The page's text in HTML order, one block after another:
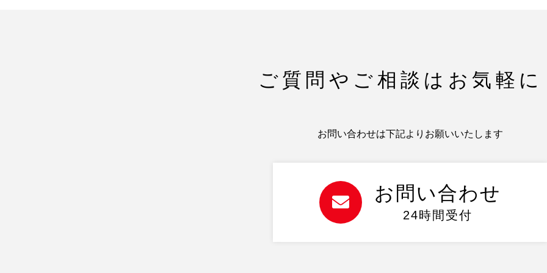
ご質問やご相談は お気軽
お問い合わせは下記よりお願いいたします
お問い合わせ
24時間受付